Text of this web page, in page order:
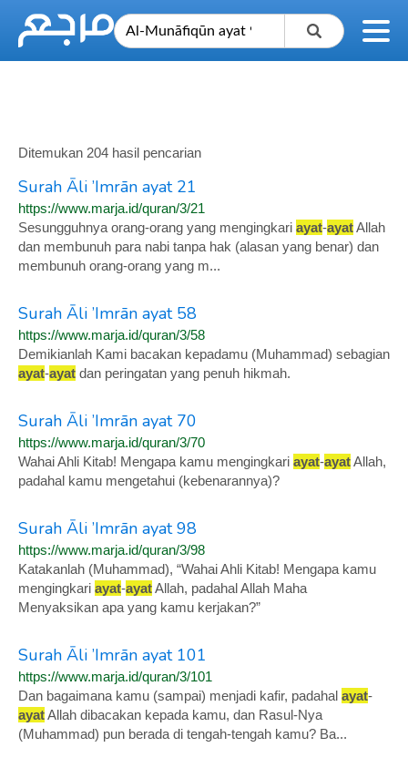
Ditemukan 204 hasil pencarian
Surah Āli ’Imrān ayat 21
https://www.marja.id/quran/3/21
Sesungguhnya orang-orang yang mengingkari ayat-ayatAllah
dan membunuh para nabi tanpa hak (alasan yang benar) dan
membunuh orang-orang yang m...
Surah Āli ’Imrān ayat 58
https://www.marja.id/quran/3/58
Demikianlah Kami bacakan kepadamu (Muhammad) sebagian
ayat-ayat dan peringatan yang penuh hikmah.
Surah Āli ’Imrān ayat 70
https://www.marja.id/quran/3/70
Wahai Ahli Kitab! Mengapa kamu mengingkari ayat-ayatAllah,
padahal kamu mengetahui (kebenarannya)?
Surah Āli ’Imrān ayat 98
https://www.marja.id/quran/3/98
Katakanlah (Muhammad), “Wahai Ahli Kitab! Mengapa kamu
mengingkari ayat-ayatAllah, padahal Allah Maha
Menyaksikan apa yang kamu kerjakan?”
Surah Āli ’Imrān ayat 101
https://www.marja.id/quran/3/101
Dan bagaimana kamu (sampai) menjadi kafir, padahal ayat-
ayatAllah dibacakan kepada kamu, dan Rasul-Nya
(Muhammad) pun berada di tengah-tengah kamu? Ba...